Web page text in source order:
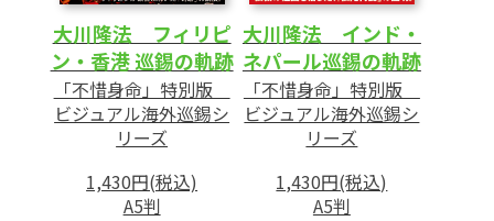
大川隆法 フィリピ
ン・香港 巡錫の軌跡
「不惜身命」特別版
ビジュアル海外巡錫シ
リーズ
1,430円(税込)
A5判
大川隆法 インド・
ネパール巡錫の軌跡
「不惜身命」特別版
ビジュアル海外巡錫シ
リーズ
1,430円(税込)
A5判